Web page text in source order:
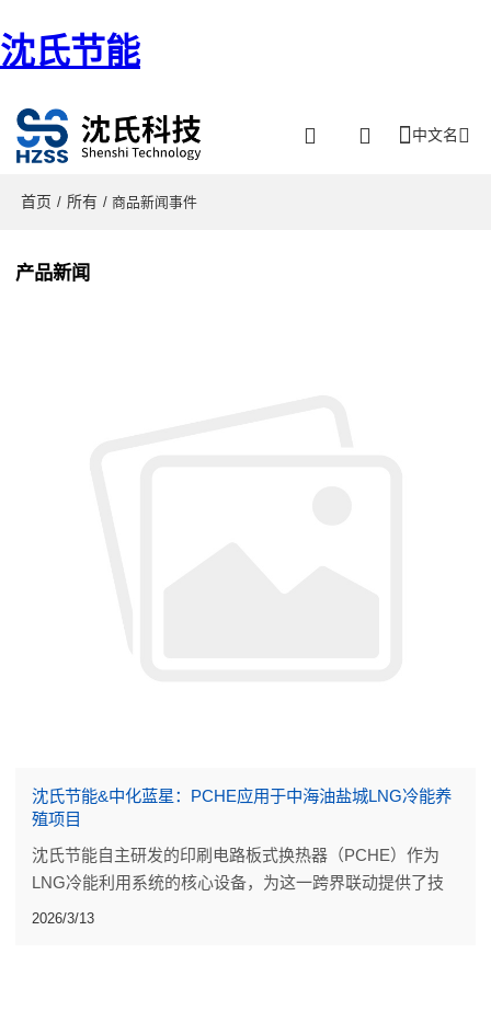
沈氏节能
中文名
首页 / 所有 / 商品新闻事件
产品新闻
沈氏节能&中化蓝星：PCHE应用于中海油盐城LNG冷能养
殖项目
沈氏节能自主研发的印刷电路板式换热器（PCHE）作为
LNG冷能利用系统的核心设备，为这一跨界联动提供了技
术支撑。
2026/3/13